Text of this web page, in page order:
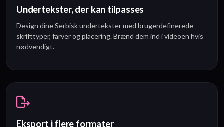
Undertekster, der kan tilpasses
Design dine Serbisk undertekster med brugerdefinerede
skrifttyper, farver og placering. Brænd dem ind i videoen hvis
nødvendigt.
Eksport i flere formater